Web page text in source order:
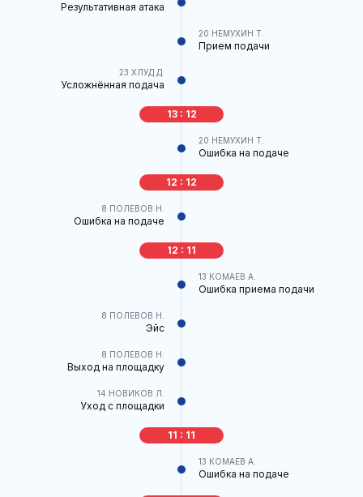
Результативная атака
20 НЕМУХИН Т.
Прием подачи
23 ХЛУД Д.
Усложнённая подача
13 : 12
20 НЕМУХИН Т.
Ошибка на подаче
12 : 12
8 ПОЛЕВОВ Н.
Ошибка на подаче
12 : 11
13 КОМАЕВ А.
Ошибка приема подачи
8 ПОЛЕВОВ Н.
Эйс
8 ПОЛЕВОВ Н.
Выход на площадку
14 НОВИКОВ Л.
Уход с площадки
11 : 11
13 КОМАЕВ А.
Ошибка на подаче